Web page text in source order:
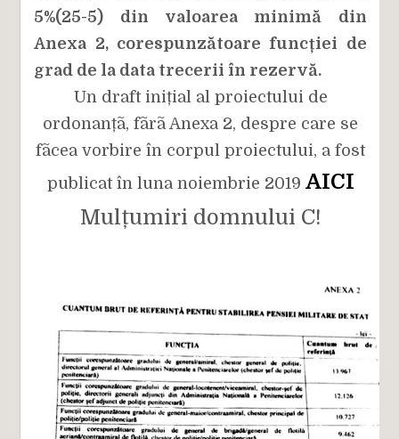
5%(25-5) din valoarea minimă din
Anexa 2, corespunzătoare funcției de
grad de la data trecerii în rezervă.
Un draft inițial al proiectului de
ordonanțã, fãrã Anexa 2, despre care se
fãcea vorbire în corpul proiectului, a fost
publicat în luna noiembrie 2019 AICI
Mulțumiri domnului C!